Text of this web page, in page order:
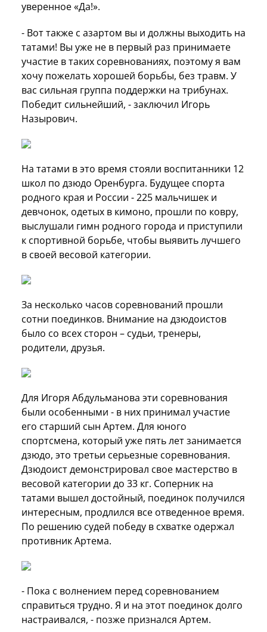
уверенное «Да!».
- Вот также с азартом вы и должны выходить на
татами! Вы уже не в первый раз принимаете
участие в таких соревнованиях, поэтому я вам
хочу пожелать хорошей борьбы, без травм. У
вас сильная группа поддержки на трибунах.
Победит сильнейший, - заключил Игорь
Назырович.
На татами в это время стояли воспитанники 12
школ по дзюдо Оренбурга. Будущее спорта
родного края и России - 225 мальчишек и
девчонок, одетых в кимоно, прошли по ковру,
выслушали гимн родного города и приступили
к спортивной борьбе, чтобы выявить лучшего
в своей весовой категории.
За несколько часов соревнований прошли
сотни поединков. Внимание на дзюдоистов
было со всех сторон – судьи, тренеры,
родители, друзья.
Для Игоря Абдульманова эти соревнования
были особенными - в них принимал участие
его старший сын Артем. Для юного
спортсмена, который уже пять лет занимается
дзюдо, это третьи серьезные соревнования.
Дзюдоист демонстрировал свое мастерство в
весовой категории до 33 кг. Соперник на
татами вышел достойный, поединок получился
интересным, продлился все отведенное время.
По решению судей победу в схватке одержал
противник Артема.
- Пока с волнением перед соревнованием
справиться трудно. Я и на этот поединок долго
настраивался, - позже признался Артем.